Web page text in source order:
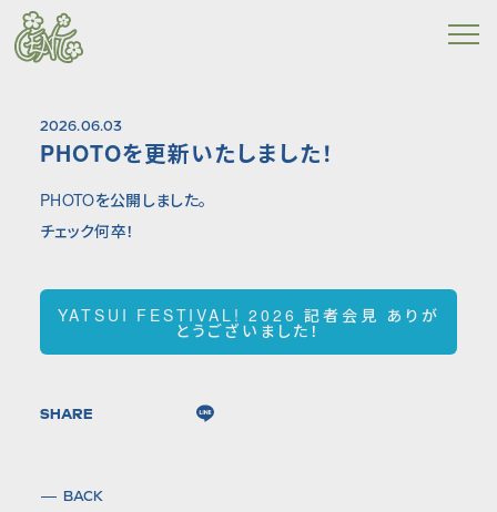
2026.06.03
PHOTOを更新いたしました！
PHOTOを公開しました。
チェック何卒！
YATSUI FESTIVAL! 2026 記者会見 ありが
とうございました！
SHARE
BACK